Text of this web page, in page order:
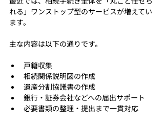
れる」ワンストップ型のサービスが増えてい
ます。
主な内容は以下の通りです。
戸籍収集
相続関係説明図の作成
遺産分割協議書の作成
銀行・証券会社などへの届出サポート
必要書類の整理・提出まで一貫対応